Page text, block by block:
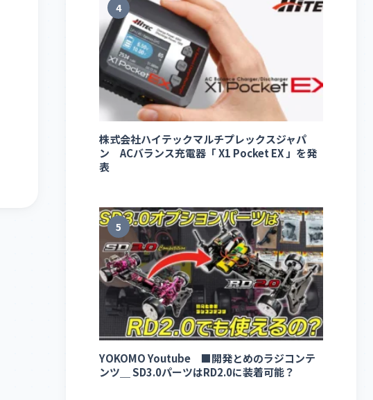
4
株式会社ハイテックマルチプレックスジャパ
ン ACバランス充電器「 X1 Pocket EX 」を発
表
5
YOKOMO Youtube ■開発とめのラジコンテ
ンツ＿ SD3.0パーツはRD2.0に装着可能？